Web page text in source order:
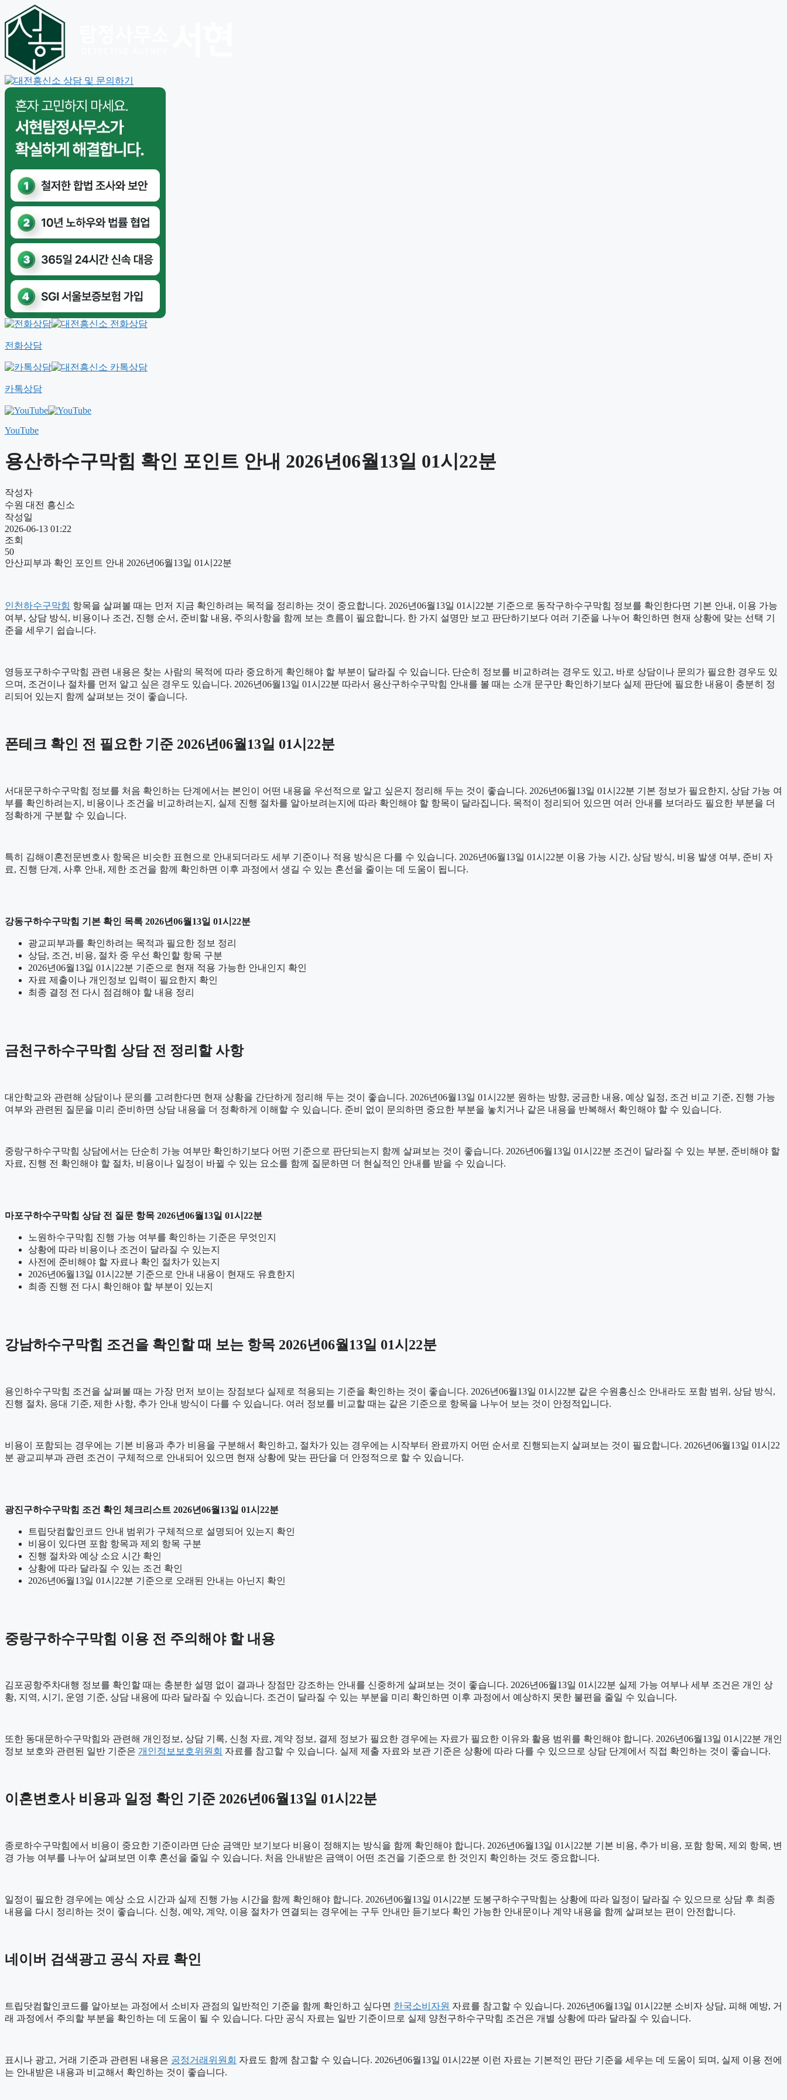
전화상담
카톡상담
YouTube
용산하수구막힘 확인 포인트 안내 2026년06월13일 01시22분
작성자
수원 대전 흥신소
작성일
2026-06-13 01:22
조회
50
안산피부과 확인 포인트 안내 2026년06월13일 01시22분
인천하수구막힘 항목을 살펴볼 때는 먼저 지금 확인하려는 목적을 정리하는 것이 중요합니다. 2026년06월13일 01시22분 기준으로 동작구하수구막힘 정보를 확인한다면 기본 안내, 이용 가능
여부, 상담 방식, 비용이나 조건, 진행 순서, 준비할 내용, 주의사항을 함께 보는 흐름이 필요합니다. 한 가지 설명만 보고 판단하기보다 여러 기준을 나누어 확인하면 현재 상황에 맞는 선택 기
준을 세우기 쉽습니다.
영등포구하수구막힘 관련 내용은 찾는 사람의 목적에 따라 중요하게 확인해야 할 부분이 달라질 수 있습니다. 단순히 정보를 비교하려는 경우도 있고, 바로 상담이나 문의가 필요한 경우도 있
으며, 조건이나 절차를 먼저 알고 싶은 경우도 있습니다. 2026년06월13일 01시22분 따라서 용산구하수구막힘 안내를 볼 때는 소개 문구만 확인하기보다 실제 판단에 필요한 내용이 충분히 정
리되어 있는지 함께 살펴보는 것이 좋습니다.
폰테크 확인 전 필요한 기준 2026년06월13일 01시22분
서대문구하수구막힘 정보를 처음 확인하는 단계에서는 본인이 어떤 내용을 우선적으로 알고 싶은지 정리해 두는 것이 좋습니다. 2026년06월13일 01시22분 기본 정보가 필요한지, 상담 가능 여
부를 확인하려는지, 비용이나 조건을 비교하려는지, 실제 진행 절차를 알아보려는지에 따라 확인해야 할 항목이 달라집니다. 목적이 정리되어 있으면 여러 안내를 보더라도 필요한 부분을 더
정확하게 구분할 수 있습니다.
특히 김해이혼전문변호사 항목은 비슷한 표현으로 안내되더라도 세부 기준이나 적용 방식은 다를 수 있습니다. 2026년06월13일 01시22분 이용 가능 시간, 상담 방식, 비용 발생 여부, 준비 자
료, 진행 단계, 사후 안내, 제한 조건을 함께 확인하면 이후 과정에서 생길 수 있는 혼선을 줄이는 데 도움이 됩니다.
강동구하수구막힘 기본 확인 목록 2026년06월13일 01시22분
광교피부과를 확인하려는 목적과 필요한 정보 정리
상담, 조건, 비용, 절차 중 우선 확인할 항목 구분
2026년06월13일 01시22분 기준으로 현재 적용 가능한 안내인지 확인
자료 제출이나 개인정보 입력이 필요한지 확인
최종 결정 전 다시 점검해야 할 내용 정리
금천구하수구막힘 상담 전 정리할 사항
대안학교와 관련해 상담이나 문의를 고려한다면 현재 상황을 간단하게 정리해 두는 것이 좋습니다. 2026년06월13일 01시22분 원하는 방향, 궁금한 내용, 예상 일정, 조건 비교 기준, 진행 가능
여부와 관련된 질문을 미리 준비하면 상담 내용을 더 정확하게 이해할 수 있습니다. 준비 없이 문의하면 중요한 부분을 놓치거나 같은 내용을 반복해서 확인해야 할 수 있습니다.
중랑구하수구막힘 상담에서는 단순히 가능 여부만 확인하기보다 어떤 기준으로 판단되는지 함께 살펴보는 것이 좋습니다. 2026년06월13일 01시22분 조건이 달라질 수 있는 부분, 준비해야 할
자료, 진행 전 확인해야 할 절차, 비용이나 일정이 바뀔 수 있는 요소를 함께 질문하면 더 현실적인 안내를 받을 수 있습니다.
마포구하수구막힘 상담 전 질문 항목 2026년06월13일 01시22분
노원하수구막힘 진행 가능 여부를 확인하는 기준은 무엇인지
상황에 따라 비용이나 조건이 달라질 수 있는지
사전에 준비해야 할 자료나 확인 절차가 있는지
2026년06월13일 01시22분 기준으로 안내 내용이 현재도 유효한지
최종 진행 전 다시 확인해야 할 부분이 있는지
강남하수구막힘 조건을 확인할 때 보는 항목 2026년06월13일 01시22분
용인하수구막힘 조건을 살펴볼 때는 가장 먼저 보이는 장점보다 실제로 적용되는 기준을 확인하는 것이 좋습니다. 2026년06월13일 01시22분 같은 수원흥신소 안내라도 포함 범위, 상담 방식,
진행 절차, 응대 기준, 제한 사항, 추가 안내 방식이 다를 수 있습니다. 여러 정보를 비교할 때는 같은 기준으로 항목을 나누어 보는 것이 안정적입니다.
비용이 포함되는 경우에는 기본 비용과 추가 비용을 구분해서 확인하고, 절차가 있는 경우에는 시작부터 완료까지 어떤 순서로 진행되는지 살펴보는 것이 필요합니다. 2026년06월13일 01시22
분 광교피부과 관련 조건이 구체적으로 안내되어 있으면 현재 상황에 맞는 판단을 더 안정적으로 할 수 있습니다.
광진구하수구막힘 조건 확인 체크리스트 2026년06월13일 01시22분
트립닷컴할인코드 안내 범위가 구체적으로 설명되어 있는지 확인
비용이 있다면 포함 항목과 제외 항목 구분
진행 절차와 예상 소요 시간 확인
상황에 따라 달라질 수 있는 조건 확인
2026년06월13일 01시22분 기준으로 오래된 안내는 아닌지 확인
중랑구하수구막힘 이용 전 주의해야 할 내용
김포공항주차대행 정보를 확인할 때는 충분한 설명 없이 결과나 장점만 강조하는 안내를 신중하게 살펴보는 것이 좋습니다. 2026년06월13일 01시22분 실제 가능 여부나 세부 조건은 개인 상
황, 지역, 시기, 운영 기준, 상담 내용에 따라 달라질 수 있습니다. 조건이 달라질 수 있는 부분을 미리 확인하면 이후 과정에서 예상하지 못한 불편을 줄일 수 있습니다.
또한 동대문하수구막힘와 관련해 개인정보, 상담 기록, 신청 자료, 계약 정보, 결제 정보가 필요한 경우에는 자료가 필요한 이유와 활용 범위를 확인해야 합니다. 2026년06월13일 01시22분 개인
정보 보호와 관련된 일반 기준은 개인정보보호위원회 자료를 참고할 수 있습니다. 실제 제출 자료와 보관 기준은 상황에 따라 다를 수 있으므로 상담 단계에서 직접 확인하는 것이 좋습니다.
이혼변호사 비용과 일정 확인 기준 2026년06월13일 01시22분
종로하수구막힘에서 비용이 중요한 기준이라면 단순 금액만 보기보다 비용이 정해지는 방식을 함께 확인해야 합니다. 2026년06월13일 01시22분 기본 비용, 추가 비용, 포함 항목, 제외 항목, 변
경 가능 여부를 나누어 살펴보면 이후 혼선을 줄일 수 있습니다. 처음 안내받은 금액이 어떤 조건을 기준으로 한 것인지 확인하는 것도 중요합니다.
일정이 필요한 경우에는 예상 소요 시간과 실제 진행 가능 시간을 함께 확인해야 합니다. 2026년06월13일 01시22분 도봉구하수구막힘는 상황에 따라 일정이 달라질 수 있으므로 상담 후 최종
내용을 다시 정리하는 것이 좋습니다. 신청, 예약, 계약, 이용 절차가 연결되는 경우에는 구두 안내만 듣기보다 확인 가능한 안내문이나 계약 내용을 함께 살펴보는 편이 안전합니다.
네이버 검색광고 공식 자료 확인
트립닷컴할인코드를 알아보는 과정에서 소비자 관점의 일반적인 기준을 함께 확인하고 싶다면 한국소비자원 자료를 참고할 수 있습니다. 2026년06월13일 01시22분 소비자 상담, 피해 예방, 거
래 과정에서 주의할 부분을 확인하는 데 도움이 될 수 있습니다. 다만 공식 자료는 일반 기준이므로 실제 양천구하수구막힘 조건은 개별 상황에 따라 달라질 수 있습니다.
표시나 광고, 거래 기준과 관련된 내용은 공정거래위원회 자료도 함께 참고할 수 있습니다. 2026년06월13일 01시22분 이런 자료는 기본적인 판단 기준을 세우는 데 도움이 되며, 실제 이용 전에
는 안내받은 내용과 비교해서 확인하는 것이 좋습니다.